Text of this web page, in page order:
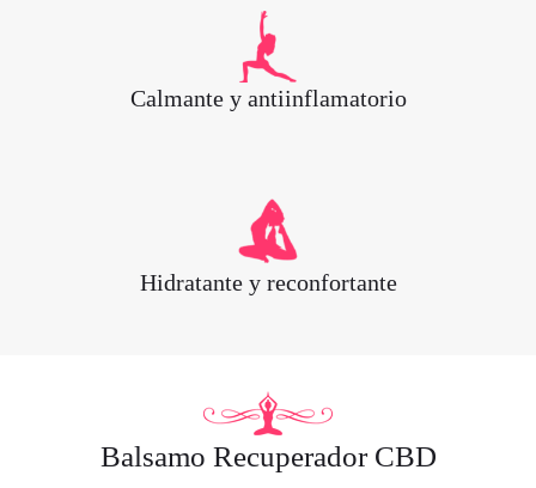
Calmante y antiinflamatorio
Hidratante y reconfortante
Balsamo Recuperador CBD